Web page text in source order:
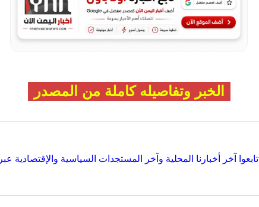
الخبر وتفاصيله كاملة من المصدر
تابعوا آخر أخبارنا المحلية وآخر المستجدات السياسية والإقتصادية عبر Google news